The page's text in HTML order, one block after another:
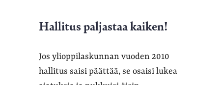
Hallitus paljastaa kaiken!
Jos ylioppilaskunnan vuoden 2010
hallitus saisi päättää, se osaisi lukea